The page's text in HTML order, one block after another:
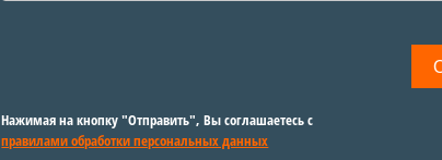
Нажимая на кнопку "Отправить", Вы соглашаетесь с
правилами обработки персональных данных